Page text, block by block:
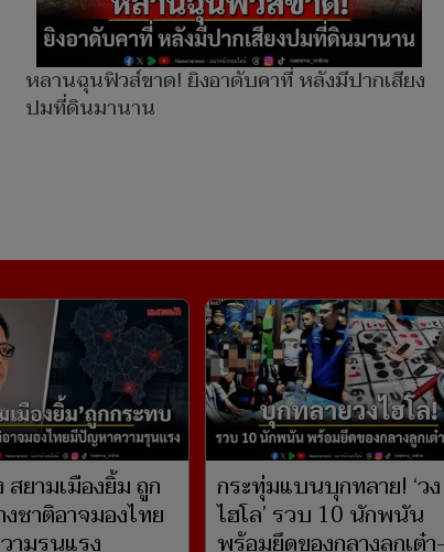
หลานฉุนฟิวส์ขาด! ยิงอาดับคาที่ หลังมีปากเสียง
ปมที่ดินมานาน
สยามเมืองยิ้ม ถูก
ชาติอาจมองไทย
มรุนแรง
กระทุ่มแบนบุกทลาย! ‘วง
ไฮโล’ รวบ 10 นักพนัน
พร้อมยึดของกลางลูกเต๋า-